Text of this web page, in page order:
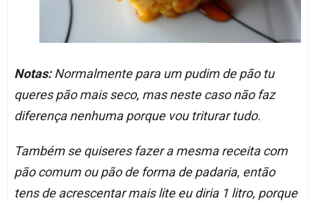
Notas:Normalmente para um pudim de pão tu
queres pão mais seco, mas neste caso não faz
diferença nenhuma porque vou triturar tudo.
Também se quiseres fazer a mesma receita com
pão comum ou pão de forma de padaria, então
tens de acrescentar mais lite eu diria 1 litro, porque